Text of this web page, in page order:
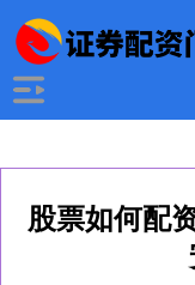
股票如何配